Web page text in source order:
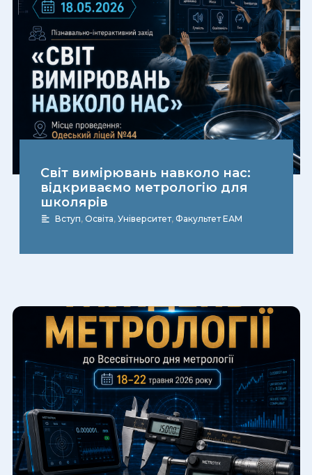
Світ вимірювань навколо нас:
відкриваємо метрологію для
школярів
Вступ, Освіта, Університет, Факультет ЕАМ